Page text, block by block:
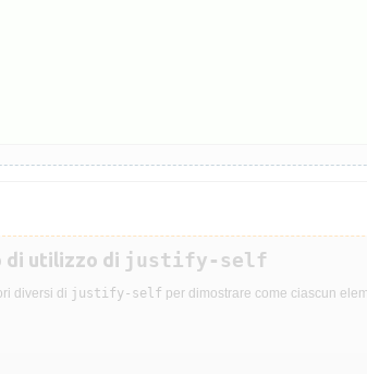
di utilizzo di justify-self
diversi di justify-self per dimostrare come ciascun